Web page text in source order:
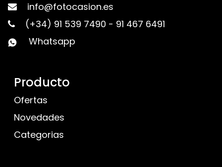
info@fotocasion.es
(+34) 91 539 7490 - 91 467 6491
Whatsapp
Producto
Ofertas
Novedades
Categorias